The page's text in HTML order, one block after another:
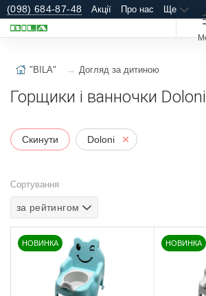
(098) 684-87-48 Акції Про нас Ще
"BILA" Догляд за дитиною
Горщики і ванночки Doloni
Скинути Doloni
Сортування
за рейтингом
НОВИНКА НОВИНКА